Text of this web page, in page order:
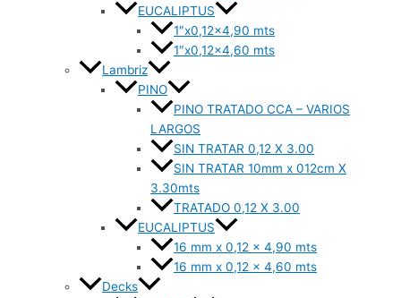
EUCALIPTUS
1″x0,12×4,90 mts
1″x0,12×4,60 mts
Lambriz
PINO
PINO TRATADO CCA – VARIOS
LARGOS
SIN TRATAR 0,12 X 3.00
SIN TRATAR 10mm x 012cm X
3.30mts
TRATADO 0,12 X 3.00
EUCALIPTUS
16 mm x 0,12 x 4,90 mts
16 mm x 0,12 x 4,60 mts
Decks